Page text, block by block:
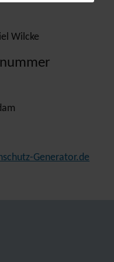
Wilcke
Generator.de